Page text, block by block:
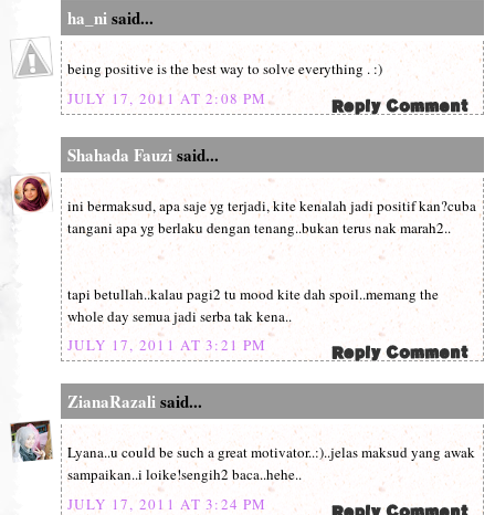
ha_nisaid...
being positive is the best way to solve everything . :)
JULY 17, 2011 AT 2:08 PM
Shahada Fauzisaid...
ini bermaksud, apa saje yg terjadi, kite kenalah jadi positif kan?cuba
tangani apa yg berlaku dengan tenang..bukan terus nak marah2..
tapi betullah..kalau pagi2 tu mood kite dah spoil..memang the
whole day semua jadi serba tak kena..
JULY 17, 2011 AT 3:21 PM
ZianaRazalisaid...
Lyana..u could be such a great motivator..:)..jelas maksud yang awak
sampaikan..i loike!sengih2 baca..hehe..
JULY 17, 2011 AT 3:24 PM